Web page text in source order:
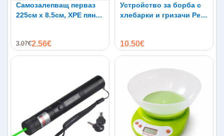
Самозалепващ перваз
225см х 8.5см, XPE пяна,
3.07€2.56€
Устройство за борба с
хлебарки и гризачи Pest
10.50€